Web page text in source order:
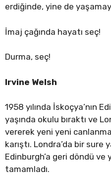
erdiğinde, yine de
İmaj çağında hayatı seç!
Durma, seç!
Irvine Welsh
1958 yılında İskoçya’nın
yaşında okulu bıraktı ve
vererek yeni yeni
karıştı. Londra’da bir sure
Edinburgh’a geri döndü ve
tamamladı.